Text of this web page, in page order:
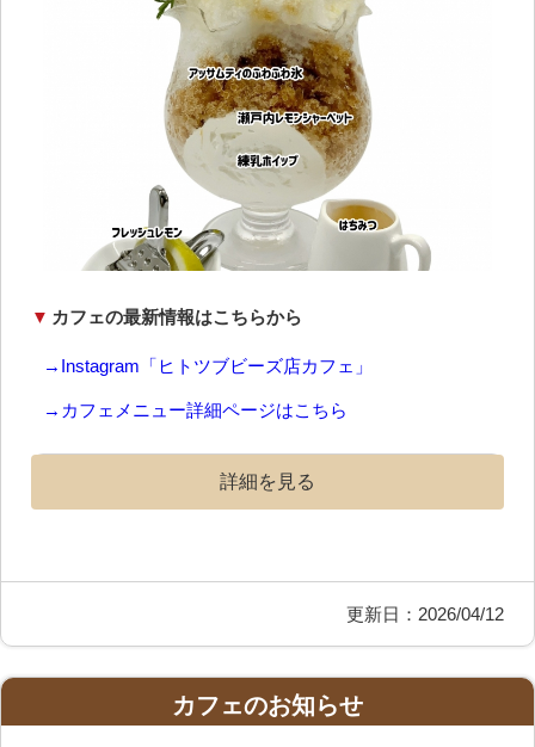
▼ カフェの最新情報はこちらから
→Instagram「ヒトツブビーズ店カフェ」
→カフェメニュー詳細ページはこちら
詳細を見る
更新日：2026/04/12
カフェのお知らせ